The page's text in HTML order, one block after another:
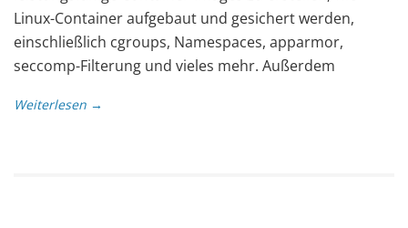
Linux-Container aufgebaut und gesichert werden,
einschließlich cgroups, Namespaces, apparmor,
seccomp-Filterung und vieles mehr. Außerdem
Weiterlesen →